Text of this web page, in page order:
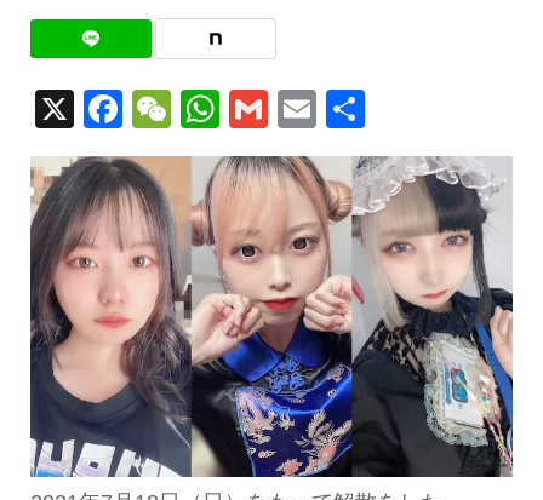
X Facebook
WeChat
WhatsApp
GmailEmail
有